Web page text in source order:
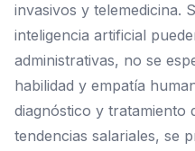
invasivos y telemedicina.
inteligencia artificial
administrativas, no se
habilidad y empatía
diagnóstico y tratamiento
tendencias salariales, se